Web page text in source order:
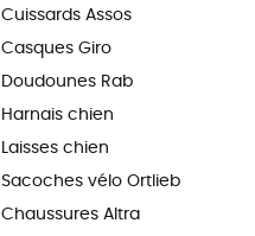
Cuissards Assos
Casques Giro
Doudounes Rab
Harnais chien
Laisses chien
Sacoches vélo Ortlieb
Chaussures Altra